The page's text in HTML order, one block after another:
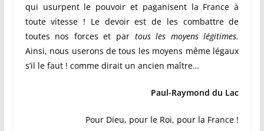
qui usurpent le pouvoir et paganisent la France à
toute vitesse ! Le devoir est de les combattre de
toutes nos forces et par tous les moyens légitimes.
Ainsi, nous userons de tous les moyens même légaux
s’il le faut ! comme dirait un ancien maître…
Paul-Raymond du Lac
Pour Dieu, pour le Roi, pour la France !